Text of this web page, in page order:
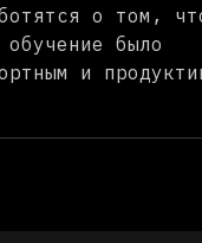
о том,
обучение было
и